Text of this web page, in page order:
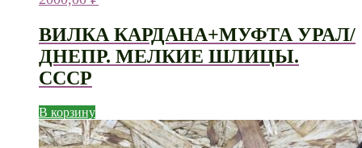
ВИЛКА КАРДАНА+МУФТА УРАЛ/
ДНЕПР. МЕЛКИЕ ШЛИЦЫ.
СССР
В корзину